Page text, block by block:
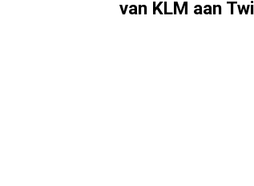
van KLM aan